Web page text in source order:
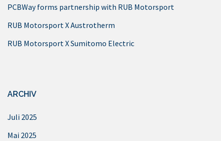
PCBWay forms partnership with RUB Motorsport
RUB Motorsport X Austrotherm
RUB Motorsport X Sumitomo Electric
ARCHIV
Juli 2025
Mai 2025